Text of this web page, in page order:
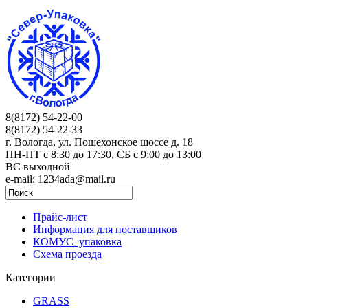
8(8172) 54-22-00
8(8172) 54-22-33
г. Вологда, ул. Пошехонское шоссе д. 18
ПН-ПТ c 8:30 до 17:30, СБ с 9:00 до 13:00
ВС выходной
e-mail: 1234ada@mail.ru
Прайс-лист
Информация для поставщиков
КОМУС–упаковка
Схема проезда
Категории
GRASS